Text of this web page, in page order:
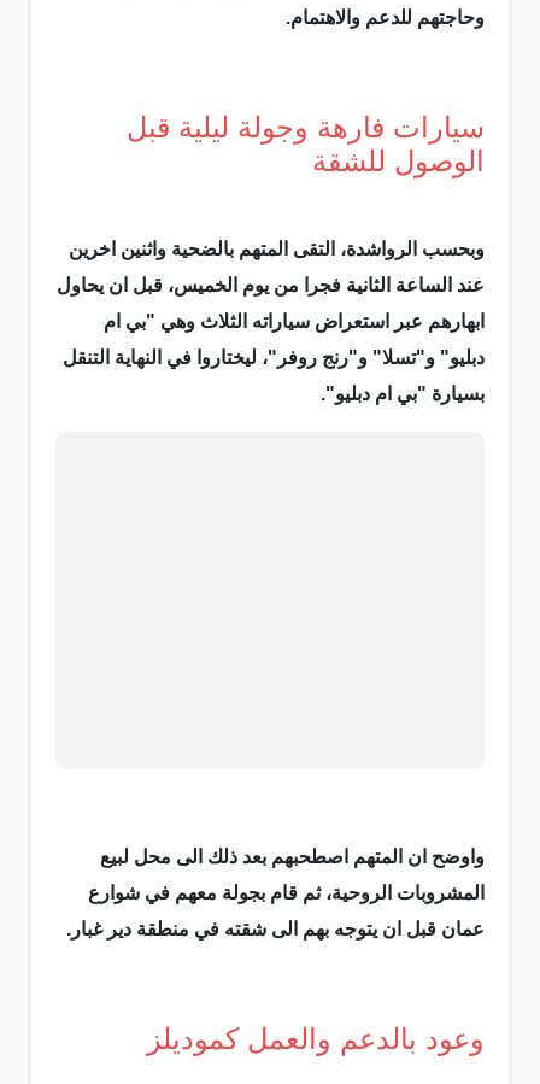
وحاجتهم للدعم والاهتمام.
سيارات فارهة وجولة ليلية قبل
الوصول للشقة
وبحسب الرواشدة، التقى المتهم بالضحية واثنين اخرين
عند الساعة الثانية فجرا من يوم الخميس، قبل ان يحاول
ابهارهم عبر استعراض سياراته الثلاث وهي "بي ام
دبليو" و"تسلا" و"رنج روفر"، ليختاروا في النهاية التنقل
بسيارة "بي ام دبليو".
واوضح ان المتهم اصطحبهم بعد ذلك الى محل لبيع
المشروبات الروحية، ثم قام بجولة معهم في شوارع
عمان قبل ان يتوجه بهم الى شقته في منطقة دير غبار.
وعود بالدعم والعمل كموديلز